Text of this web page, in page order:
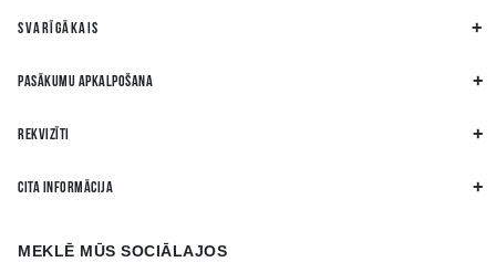
SVARĪGĀKAIS
PASĀKUMU APKALPOŠANA
REKVIZĪTI
CITA INFORMĀCIJA
MEKLĒ MŪS SOCIĀLAJOS